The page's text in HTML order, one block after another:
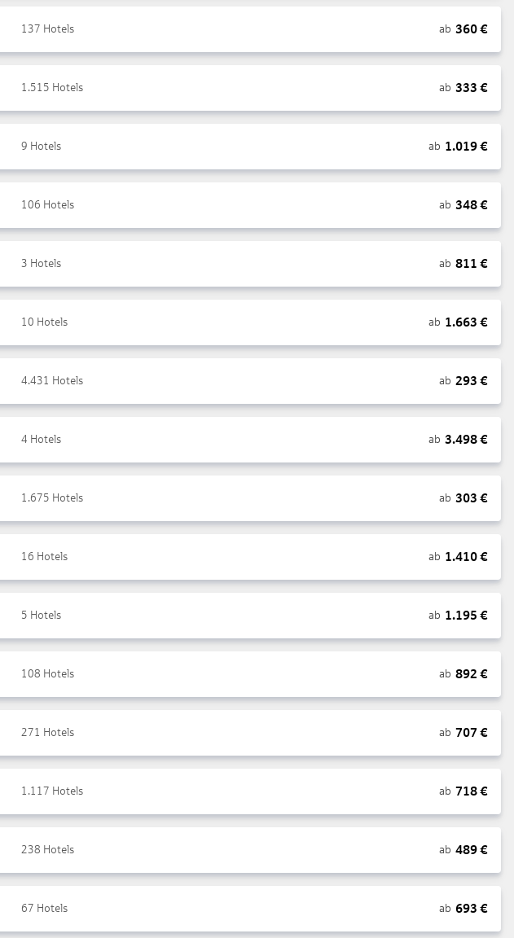
137 Hotels ab 360€
1.515 Hotels ab 333 €
9 Hotels ab 1.019€
106 Hotels ab 348€
3 Hotels ab 811 €
10 Hotels ab 1.663 €
4.431 Hotels ab 293 €
4 Hotels ab 3.498€
1.675 Hotels ab 303 €
16 Hotels ab 1.410€
5 Hotels ab 1.195 €
108 Hotels ab 892 €
271 Hotels ab 707 €
1.117 Hotels ab 718€
238 Hotels ab 489€
67 Hotels ab 693 €